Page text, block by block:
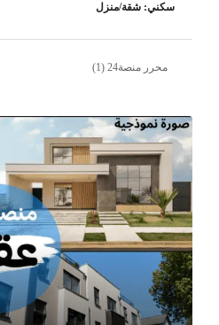
سكني: شقة/منزل
محرر منصة24 (1)